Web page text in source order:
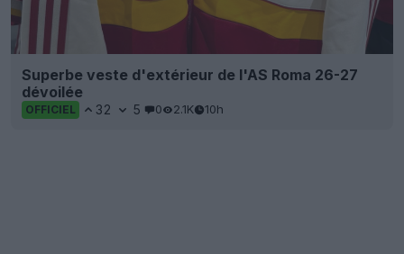
Superbe veste d'extérieur de l'AS Roma 26-27
dévoilée
OFFICIEL 32 5 0 2.1K 10h